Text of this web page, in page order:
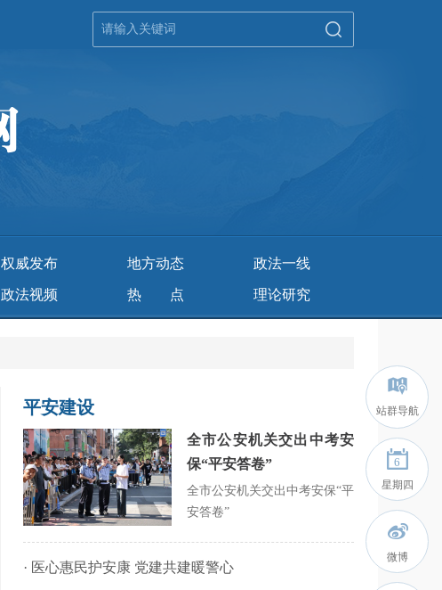
权威发布 地方动态 政法一线
政法视频 热 点 理论研究
平安建设
全市公安机关交出中考安
保“平安答卷”
全市公安机关交出中考安保“平
安答卷”
· 医心惠民护安康 党建共建暖警心
站群导航
6
星期四
微博